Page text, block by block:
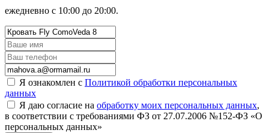
ежедневно с 10:00 до 20:00.
Я ознакомлен с Политикой обработки персональных
данных
Я даю согласие на обработку моих персональных данных,
в соответствии с требованиями ФЗ от 27.07.2006 №152-ФЗ «О
персональных данных»